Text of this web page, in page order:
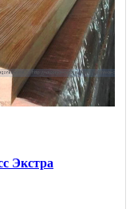
Экстра